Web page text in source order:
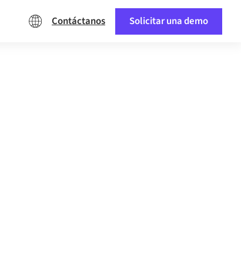
Contáctanos Solicitar una demo